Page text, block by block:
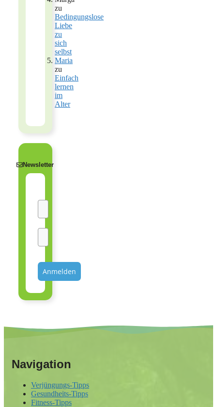
zu
Bedingungslose
Liebe
zu
sich
selbst
Maria
zu
Einfach
lernen
im
Alter
Newsletter
Anmelden
Navigation
Verjüngungs-Tipps
Gesundheits-Tipps
Fitness-Tipps